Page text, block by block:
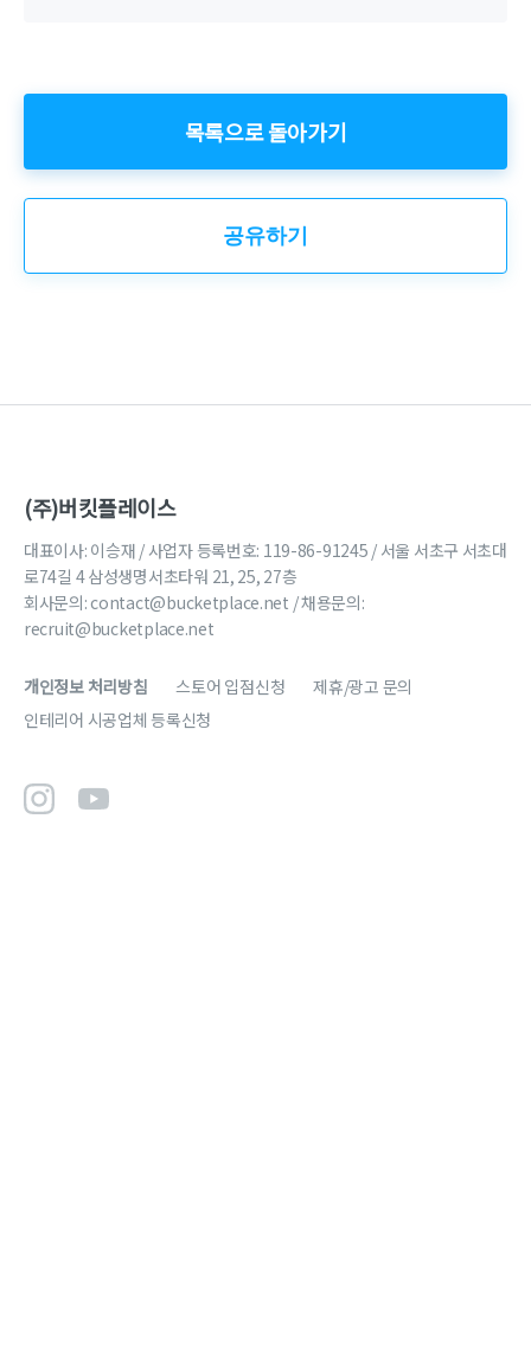
목록으로 돌아가기
공유하기
(주)버킷플레이스
대표이사: 이승재 / 사업자 등록번호: 119-86-91245 / 서울 서초구 서초대
로74길 4 삼성생명서초타워 21, 25, 27층
회사문의: contact@bucketplace.net / 채용문의:
recruit@bucketplace.net
개인정보 처리방침 스토어 입점신청
제휴/광고 문의
인테리어 시공업체 등록신청